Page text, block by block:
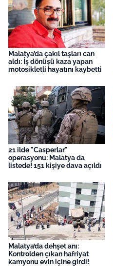
Malatya’da çakıl taşları can
aldı: İş dönüşü kaza yapan
motosikletli hayatını kaybetti
21 ilde "Casperlar"
operasyonu: Malatya da
listede! 151 kişiye dava açıldı
Malatya’da dehşet anı:
Kontrolden çıkan hafriyat
kamyonu evin içine girdi!